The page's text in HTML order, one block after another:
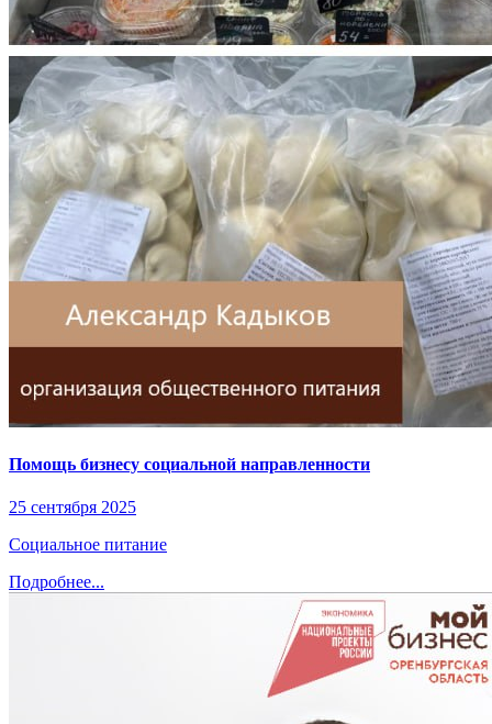
Помощь бизнесу социальной направленности
25 сентября 2025
Социальное питание
Подробнее...